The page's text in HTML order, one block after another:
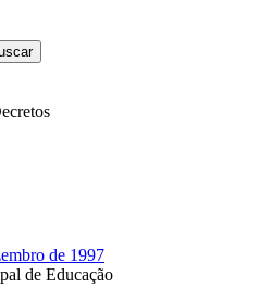
de 1997
de Educação